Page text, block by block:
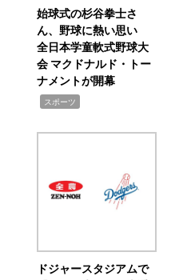
始球式の杉谷拳士さ
ん、野球に熱い思い
全日本学童軟式野球大
会 マクドナルド・トー
ナメントが開幕
スポーツ
ドジャースタジアムで